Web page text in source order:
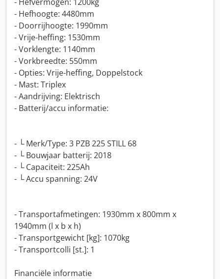
- Hefhoogte: 4480mm
- Doorrijhoogte: 1990mm
- Vrije-heffing: 1530mm
- Vorklengte: 1140mm
- Vorkbreedte: 550mm
- Opties: Vrije-heffing, Doppelstock
- Mast: Triplex
- Aandrijving: Elektrisch
- Batterij/accu informatie:
- └ Merk/Type: 3 PZB 225 STILL 68
- └ Bouwjaar batterij: 2018
- └ Capaciteit: 225Ah
- └ Accu spanning: 24V
- Transportafmetingen: 1930mm x 800mm x
1940mm (l x b x h)
- Transportgewicht [kg]: 1070kg
- Transportcolli [st.]: 1
Financiële informatie